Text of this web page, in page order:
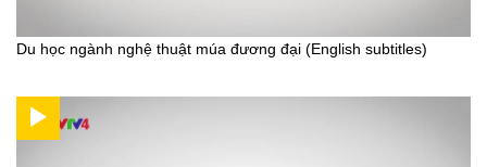
Du học ngành nghệ thuật múa đương đại (English subtitles)